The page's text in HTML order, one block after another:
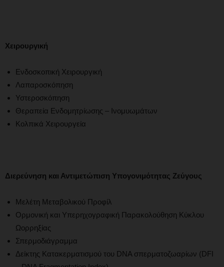
Χειρουργική
Ενδοσκοπική Χειρουργική
Λαπαροσκόπηση
Υστεροσκόπηση
Θεραπεία Ενδομητρίωσης – Ινομυωμάτων
Κολπικά Χειρουργεία
Διερεύνηση και Αντιμετώπιση Υπογονιμότητας Ζεύγους
Μελέτη Μεταβολικού Προφίλ
Ορμονική και Υπερηχογραφική Παρακολούθηση Κύκλου
Ωορρηξίας
Σπερμοδιάγραμμα
Δείκτης Κατακερματισμού του DNA σπερματοζωαρίων (DFI